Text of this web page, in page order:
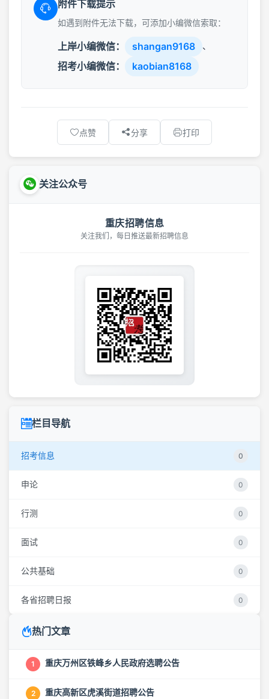
附件下载提示
如遇到附件无法下载，可添加小编微信索取：
上岸小编微信： shangan9168 、
招考小编微信： kaobian8168
点赞 分享 打印
关注公众号
重庆招聘信息
关注我们，每日推送最新招聘信息
栏目导航
招考信息 0
申论 0
行测 0
面试 0
公共基础 0
各省招聘日报 0
热门文章
1 重庆万州区铁峰乡人民政府选聘公告
2 重庆高新区虎溪街道招聘公告